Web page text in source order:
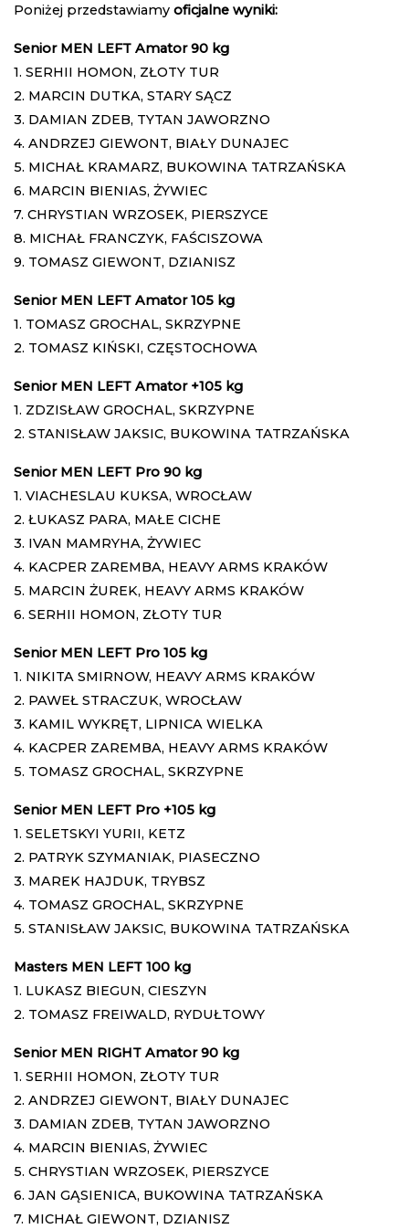
Poniżej przedstawiamy oficjalne wyniki:
Senior MEN LEFT Amator 90 kg
1. SERHII HOMON, ZŁOTY TUR
2. MARCIN DUTKA, STARY SĄCZ
3. DAMIAN ZDEB, TYTAN JAWORZNO
4. ANDRZEJ GIEWONT, BIAŁY DUNAJEC
5. MICHAŁ KRAMARZ, BUKOWINA TATRZAŃSKA
6. MARCIN BIENIAS, ŻYWIEC
7. CHRYSTIAN WRZOSEK, PIERSZYCE
8. MICHAŁ FRANCZYK, FAŚCISZOWA
9. TOMASZ GIEWONT, DZIANISZ
Senior MEN LEFT Amator 105 kg
1. TOMASZ GROCHAL, SKRZYPNE
2. TOMASZ KIŃSKI, CZĘSTOCHOWA
Senior MEN LEFT Amator +105 kg
1. ZDZISŁAW GROCHAL, SKRZYPNE
2. STANISŁAW JAKSIC, BUKOWINA TATRZAŃSKA
Senior MEN LEFT Pro 90 kg
1. VIACHESLAU KUKSA, WROCŁAW
2. ŁUKASZ PARA, MAŁE CICHE
3. IVAN MAMRYHA, ŻYWIEC
4. KACPER ZAREMBA, HEAVY ARMS KRAKÓW
5. MARCIN ŻUREK, HEAVY ARMS KRAKÓW
6. SERHII HOMON, ZŁOTY TUR
Senior MEN LEFT Pro 105 kg
1. NIKITA SMIRNOW, HEAVY ARMS KRAKÓW
2. PAWEŁ STRACZUK, WROCŁAW
3. KAMIL WYKRĘT, LIPNICA WIELKA
4. KACPER ZAREMBA, HEAVY ARMS KRAKÓW
5. TOMASZ GROCHAL, SKRZYPNE
Senior MEN LEFT Pro +105 kg
1. SELETSKYI YURII, KETZ
2. PATRYK SZYMANIAK, PIASECZNO
3. MAREK HAJDUK, TRYBSZ
4. TOMASZ GROCHAL, SKRZYPNE
5. STANISŁAW JAKSIC, BUKOWINA TATRZAŃSKA
Masters MEN LEFT 100 kg
1. LUKASZ BIEGUN, CIESZYN
2. TOMASZ FREIWALD, RYDUŁTOWY
Senior MEN RIGHT Amator 90 kg
1. SERHII HOMON, ZŁOTY TUR
2. ANDRZEJ GIEWONT, BIAŁY DUNAJEC
3. DAMIAN ZDEB, TYTAN JAWORZNO
4. MARCIN BIENIAS, ŻYWIEC
5. CHRYSTIAN WRZOSEK, PIERSZYCE
6. JAN GĄSIENICA, BUKOWINA TATRZAŃSKA
7. MICHAŁ GIEWONT, DZIANISZ